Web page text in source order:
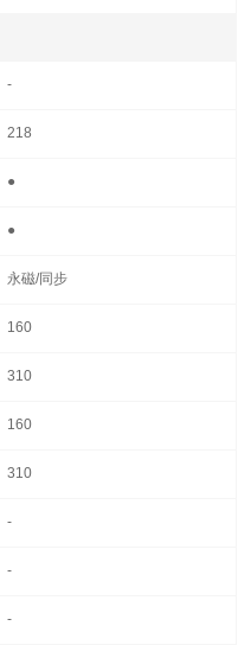
-
218
●
●
永磁/同步
160
310
160
310
-
-
-